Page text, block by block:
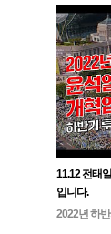
11.12 전태
입니다.
2022년 하